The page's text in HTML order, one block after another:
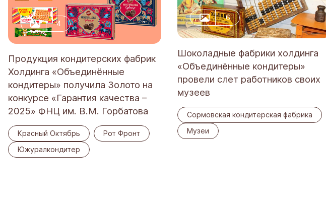
4
Продукция кондитерских фабрик
Холдинга «Объединённые
кондитеры» получила Золото на
конкурсе «Гарантия качества –
2025» ФНЦ им. В.М. Горбатова
Красный Октябрь
Рот Фронт
Южуралкондитер
6
Шоколадные фабрики холдинга
«Объединённые кондитеры»
провели слет работников своих
музеев
Сормовская кондитерская фабрика
Музеи